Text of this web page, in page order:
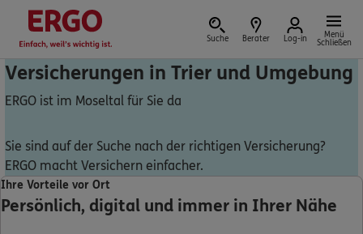
Suche Berater Log-in
Menü
Schließen
Schaden oder Leistungsfall melden
Versicherungen in Trier und Umgebung
ERGO ist im Moseltal für Sie da
Sie sind auf der Suche nach der richtigen Versicherung?
ERGO macht Versichern einfacher.
Ihre Vorteile vor Ort
Persönlich, digital und immer in Ihrer Nähe